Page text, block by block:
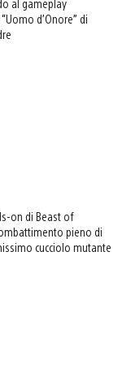
al gameplay
d’Onore” di
on di Beast of
pieno di
cucciolo mutante